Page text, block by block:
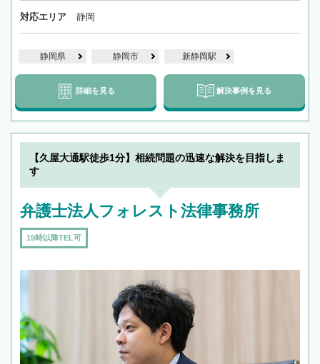
対応エリア 静岡
静岡県 静岡市 新静岡駅
詳細を見る 解決事例を見る
【久屋大通駅徒歩1分】相続問題の迅速な解決を目指しま
す
弁護士法人フォレスト法律事務所
19時以降TEL可